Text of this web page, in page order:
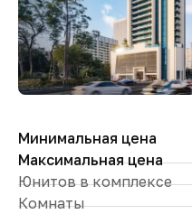
Минимальная цена
Максимальная цена
Юнитов в комплексе
Комнаты